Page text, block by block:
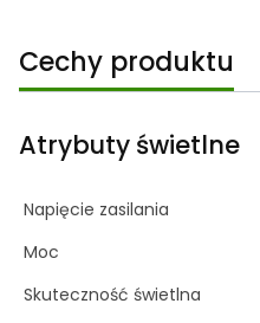
Cechy produktu
Atrybuty świetlne
Napięcie zasilania
Moc
Skuteczność świetlna